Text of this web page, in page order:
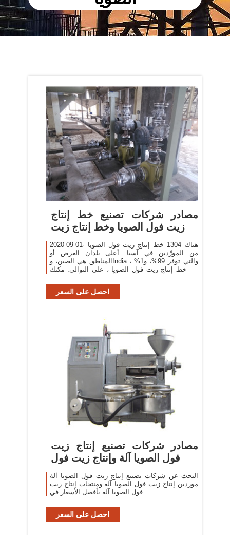
مصادر شركات تصنيع خط إنتاج
زيت فول الصويا وخط إنتاج زيت
2020-09-01· هناك 1304 خط إنتاج زيت فول الصويا
من المورِّدين في آسيا. أعلى بلدان العرض أو
المناطق هي الصين، وIndia ، والتي توفر 99%، و1%
من خط إنتاج زيت فول الصويا ، على التوالي. مكنك
احصل على السعر
مصادر شركات تصنيع إنتاج زيت
فول الصويا آلة وإنتاج زيت فول
البحث عن شركات تصنيع إنتاج زيت فول الصويا آلة
موردين إنتاج زيت فول الصويا آلة ومنتجات إنتاج زيت
فول الصويا آلة بأفضل الأسعار في
احصل على السعر